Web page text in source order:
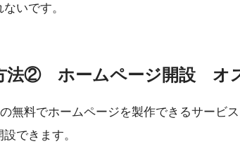
いです。
法② ホームページ開設 オ
無料でホームページを製作できるサービ
できます。